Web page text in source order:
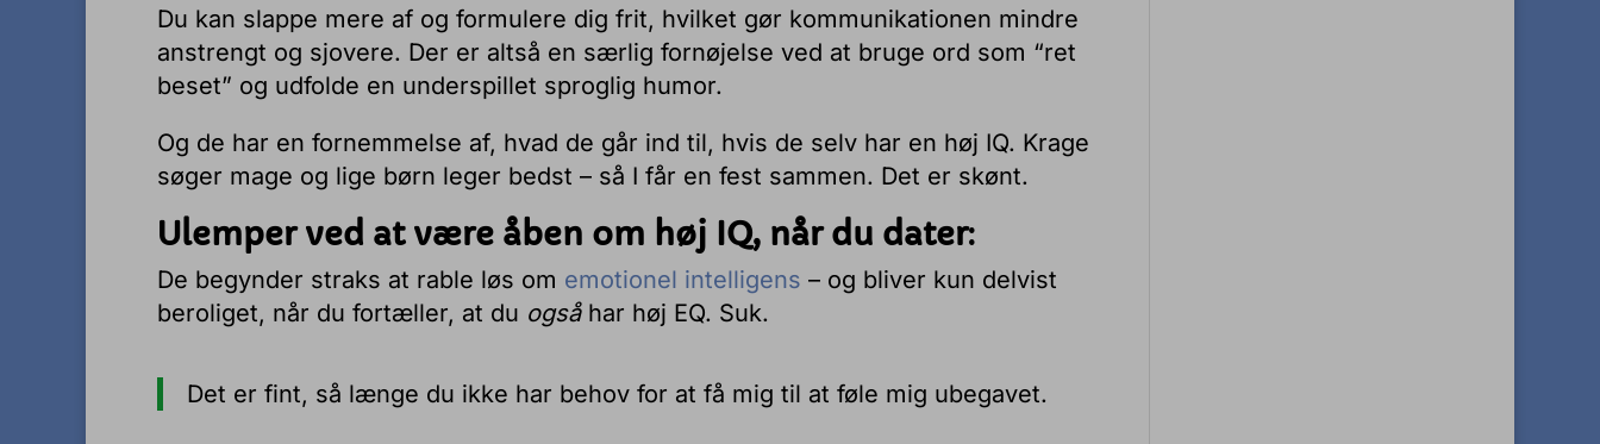
Du kan slappe mere af og formulere dig frit, hvilket gør kommunikationen mindre
anstrengt og sjovere. Der er altså en særlig fornøjelse ved at bruge ord som “ret
beset” og udfolde en underspillet sproglig humor.
Og de har en fornemmelse af, hvad de går ind til, hvis de selv har en høj IQ. Krage
søger mage og lige børn leger bedst – så I får en fest sammen. Det er skønt.
Ulemper ved at være åben om høj IQ, når du dater:
De begynder straks at rable løs om emotionel intelligens – og bliver kun delvist
beroliget, når du fortæller, at du ogsåhar høj EQ. Suk.
Det er fint, så længe du ikke har behov for at få mig til at føle mig ubegavet.